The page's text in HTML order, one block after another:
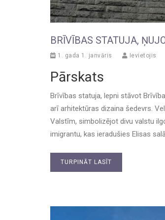
BRĪVĪBAS STATUJA,
1. gada 1. janvāris Ievietojis
Pārskats
Brīvības statuja, lepni stāvot
arī arhitektūras dizaina šedevrs.
Valstīm, simbolizējot divu valstu
imigrantu, kas ieradušies Elisas
TURPINĀT LASĪT